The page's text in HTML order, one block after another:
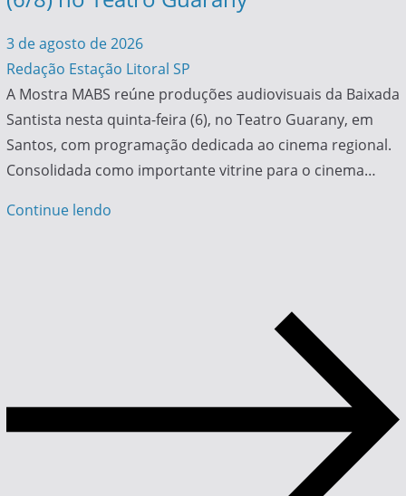
3 de agosto de 2026
Redação Estação Litoral SP
A Mostra MABS reúne produções audiovisuais da Baixada
Santista nesta quinta-feira (6), no Teatro Guarany, em
Santos, com programação dedicada ao cinema regional.
Consolidada como importante vitrine para o cinema…
Continue lendo